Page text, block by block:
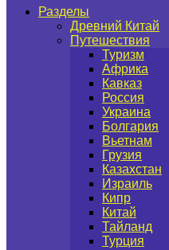
Разделы
Древний Китай
Путешествия
Туризм
Африка
Кавказ
Россия
Украина
Болгария
Вьетнам
Грузия
Казахстан
Израиль
Кипр
Китай
Тайланд
Турция